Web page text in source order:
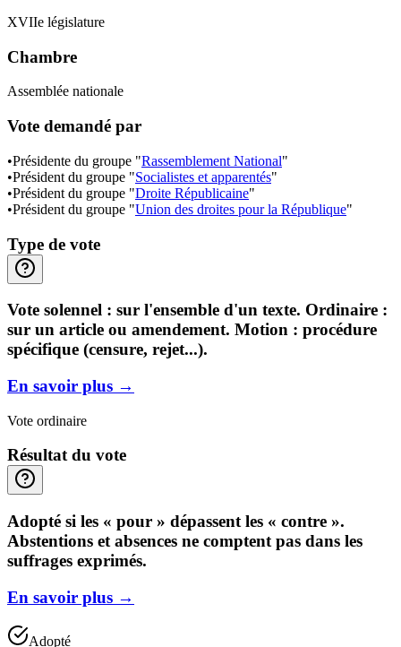
XVIIe législature
Chambre
Assemblée nationale
Vote demandé par
•Présidente du groupe "Rassemblement National"
•Président du groupe "Socialistes et apparentés"
•Président du groupe "Droite Républicaine"
•Président du groupe "Union des droites pour la République"
Type de vote
Vote solennel : sur l'ensemble d'un texte. Ordinaire :
sur un article ou amendement. Motion : procédure
spécifique (censure, rejet...).
En savoir plus →
Vote ordinaire
Résultat du vote
Adopté si les « pour » dépassent les « contre ».
Abstentions et absences ne comptent pas dans les
suffrages exprimés.
En savoir plus →
Adopté